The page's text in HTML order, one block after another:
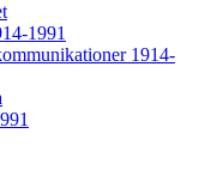
1991
1914-